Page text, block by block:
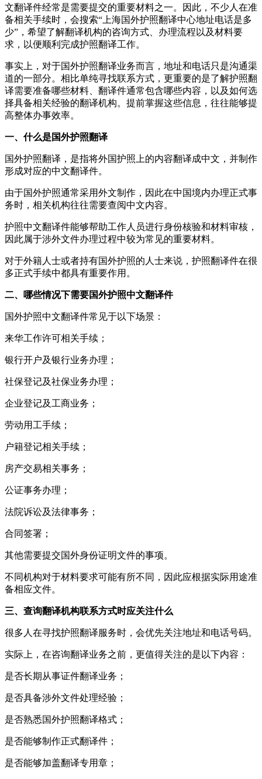
文翻译件经常是需要提交的重要材料之一。因此，不少人在准
备相关手续时，会搜索“上海国外护照翻译中心地址电话是多
少”，希望了解翻译机构的咨询方式、办理流程以及材料要
求，以便顺利完成护照翻译工作。
事实上，对于国外护照翻译业务而言，地址和电话只是沟通渠
道的一部分。相比单纯寻找联系方式，更重要的是了解护照翻
译需要准备哪些材料、翻译件通常包含哪些内容，以及如何选
择具备相关经验的翻译机构。提前掌握这些信息，往往能够提
高整体办事效率。
一、什么是国外护照翻译
国外护照翻译，是指将外国护照上的内容翻译成中文，并制作
形成对应的中文翻译件。
由于国外护照通常采用外文制作，因此在中国境内办理正式事
务时，相关机构往往需要查阅中文内容。
护照中文翻译件能够帮助工作人员进行身份核验和材料审核，
因此属于涉外文件办理过程中较为常见的重要材料。
对于外籍人士或者持有国外护照的人士来说，护照翻译件在很
多正式手续中都具有重要作用。
二、哪些情况下需要国外护照中文翻译件
国外护照中文翻译件常见于以下场景：
来华工作许可相关手续；
银行开户及银行业务办理；
社保登记及社保业务办理；
企业登记及工商业务；
劳动用工手续；
户籍登记相关手续；
房产交易相关事务；
公证事务办理；
法院诉讼及法律事务；
合同签署；
其他需要提交国外身份证明文件的事项。
不同机构对于材料要求可能有所不同，因此应根据实际用途准
备相应文件。
三、查询翻译机构联系方式时应关注什么
很多人在寻找护照翻译服务时，会优先关注地址和电话号码。
实际上，在咨询翻译业务之前，更值得关注的是以下内容：
是否长期从事证件翻译业务；
是否具备涉外文件处理经验；
是否熟悉国外护照翻译格式；
是否能够制作正式翻译件；
是否能够加盖翻译专用章；